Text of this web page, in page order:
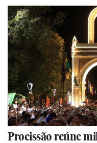
Procissão reúne